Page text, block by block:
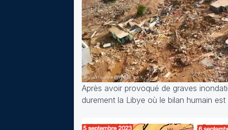
Après avoir provoqué de graves
durement la Libye où le bilan humain est